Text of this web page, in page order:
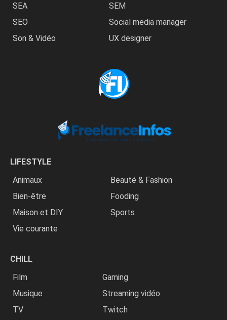
SEA
SEM
SEO
Social media manager
Son & Vidéo
UX designer
LIFESTYLE
Animaux
Beauté & Fashion
Bien-être
Fooding
Maison et DIY
Sports
Vie courante
CHILL
Film
Gaming
Musique
Streaming vidéo
TV
Twitch